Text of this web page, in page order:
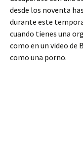
desde los noventa
durante este
cuando tienes una
como en un video de
como una porno.